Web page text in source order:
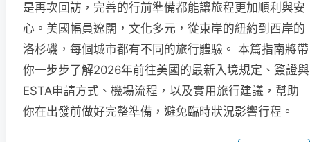
是再次回訪，完善的行前準備都能讓旅程更加順利與安
心。美國幅員遼闊，文化多元，從東岸的紐約到西岸的
洛杉磯，每個城市都有不同的旅行體驗。 本篇指南將帶
你一步步了解2026年前往美國的最新入境規定、簽證與
ESTA申請方式、機場流程，以及實用旅行建議，幫助
你在出發前做好完整準備，避免臨時狀況影響行程。